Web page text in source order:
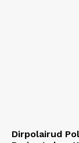
Dirpolairud